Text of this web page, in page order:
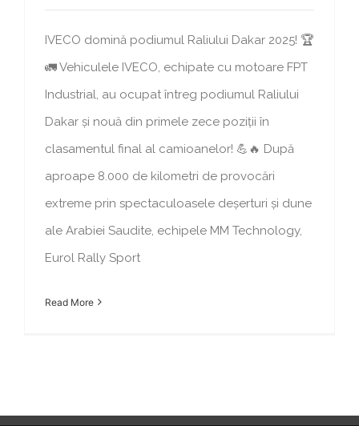
IVECO domină podiumul Raliului Dakar 2025! 🏆
🚛 Vehiculele IVECO, echipate cu motoare FPT
Industrial, au ocupat întreg podiumul Raliului
Dakar și nouă din primele zece poziții în
clasamentul final al camioanelor! 💪🔥 După
aproape 8.000 de kilometri de provocări
extreme prin spectaculoasele deșerturi și dune
ale Arabiei Saudite, echipele MM Technology,
Eurol Rally Sport
Read More